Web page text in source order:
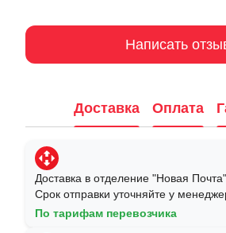
Написать
Доставка Оплата
Доставка в отделение "Новая Почта"
Срок отправки уточняйте у
По тарифам перевозчика